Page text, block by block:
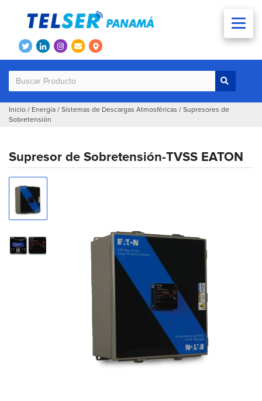
Inicio / Energía / Sistemas de Descargas Atmosféricas / Supresores de
Sobretensión
Supresor de Sobretensión-TVSS EATON